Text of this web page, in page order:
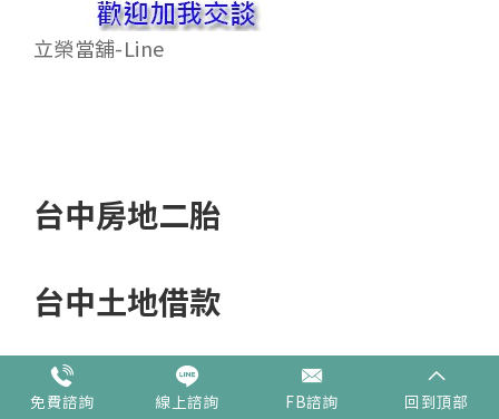
立榮當舖-Line
台中房地二胎
台中土地借款
台中二胎增貸
免費諮詢 線上諮詢 FB諮詢 回到頂部